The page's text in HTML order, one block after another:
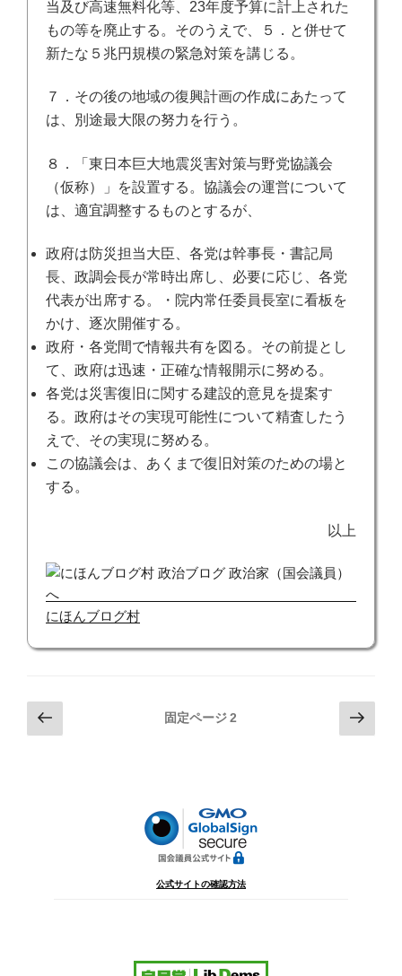
当及び高速無料化等、 23年度予算に計上された
もの等を廃止する。そのうえで、５．と併せて
新たな５兆円規模の緊急対策を講じる。
７．その後の地域の復興計画の作成にあたって
は、別途最大限の努力を行う。
８．「東日本巨大地震災害対策与野党協議会
（仮称）」を設置する。協議会の運営について
は、適宜調整するものとするが、
政府は防災担当大臣、各党は幹事長・書記局
長、政調会長が常時出席し、必要に応じ、各党
代表が出席する。・院内常任委員長室に看板を
かけ、逐次開催する。
政府・各党間で情報共有を図る。その前提とし
て、政府は迅速・正確な情報開示に努める。
各党は災害復旧に関する建設的意見を提案す
る。政府はその実現可能性について精査したう
えで、その実現に努める。
この協議会は、あくまで復旧対策のための場と
する。
以上
にほんブログ村
投
稿
前
の
固定ページ2
次
の
公式サイトの確認方法